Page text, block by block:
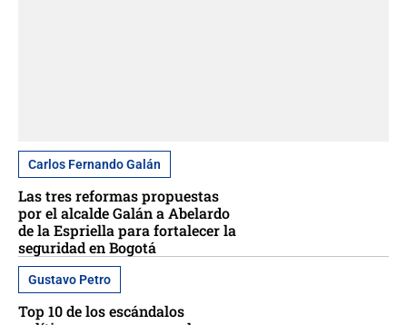
Carlos Fernando Galán
Las tres reformas propuestas
por el alcalde Galán a Abelardo
de la Espriella para fortalecer la
seguridad en Bogotá
Gustavo Petro
Top 10 de los escándalos